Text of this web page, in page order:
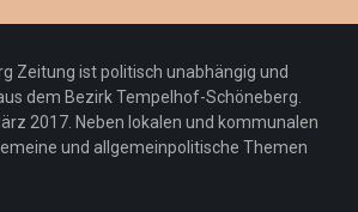
Zeitung ist politisch unabhängig und
dem Bezirk Tempelhof-Schöneberg.
2017. Neben lokalen und kommunalen
und allgemeinpolitische Themen